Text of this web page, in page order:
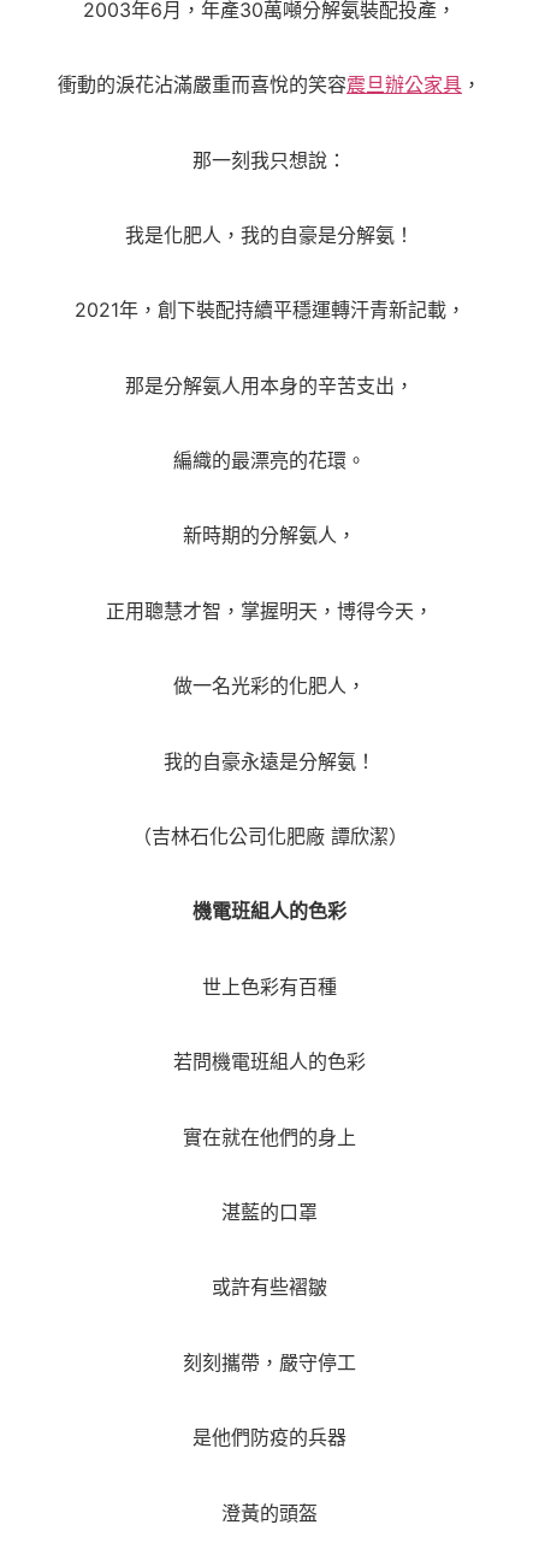
2003年6月，年產30萬噸分解氨裝配投產，
衝動的淚花沾滿嚴重而喜悅的笑容震旦辦公家具 ，
那一刻我只想說：
我是化肥人，我的自豪是分解氨！
2021年，創下裝配持續平穩運轉汗青新記載，
那是分解氨人用本身的辛苦支出，
編織的最漂亮的花環。
新時期的分解氨人，
正用聰慧才智，掌握明天，博得今天，
做一名光彩的化肥人，
我的自豪永遠是分解氨！
（吉林石化公司化肥廠 譚欣潔）
機電班組人的色彩
世上色彩有百種
若問機電班組人的色彩
實在就在他們的身上
湛藍的口罩
或許有些褶皺
刻刻攜帶，嚴守停工
是他們防疫的兵器
澄黃的頭盔